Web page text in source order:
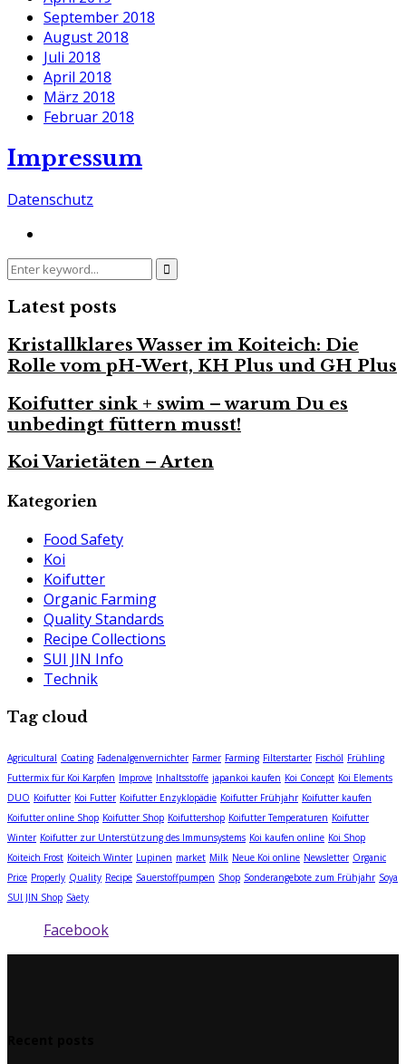
September 2018
August 2018
Juli 2018
April 2018
März 2018
Februar 2018
Impressum
Datenschutz
Search
for:
Search
Latest posts
Kristallklares Wasser im Koiteich: Die
Rolle vom pH-Wert, KH Plus und GH Plus
Koifutter sink + swim – warum Du es
unbedingt füttern musst!
Koi Varietäten – Arten
Kategorien
Food Safety
Koi
Koifutter
Organic Farming
Quality Standards
Recipe Collections
SUI JIN Info
Technik
Tag cloud
Agricultural Coating Fadenalgenvernichter Farmer Farming Filterstarter Fischöl Frühling
Futtermix für Koi Karpfen Improve Inhaltsstoffe japankoi kaufen Koi Concept Koi Elements
DUO Koifutter Koi Futter Koifutter Enzyklopädie Koifutter Frühjahr Koifutter kaufen
Koifutter online Shop Koifutter Shop Koifuttershop Koifutter Temperaturen Koifutter
Winter Koifutter zur Unterstützung des Immunsystems Koi kaufen online Koi Shop
Koiteich Frost Koiteich Winter Lupinen market Milk Neue Koi online Newsletter Organic
Price Properly Quality Recipe Sauerstoffpumpen Shop Sonderangebote zum Frühjahr Soya
SUI JIN Shop Sàety
Facebook